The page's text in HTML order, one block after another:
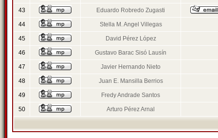
43 Eduardo Robredo Zugasti
44 Stella M. Angel Villegas
45 David Pérez López
46 Gustavo Barac Sisó Lausín
47 Javier Hernando Nieto
48 Juan E. Mansilla Berrios
49 Fredy Andrade Santos
50 Arturo Pérez Arnal